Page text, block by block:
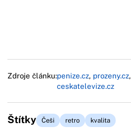
Zdroje článku:penize.cz, prozeny.cz,
ceskatelevize.cz
Štítky Češi retro kvalita